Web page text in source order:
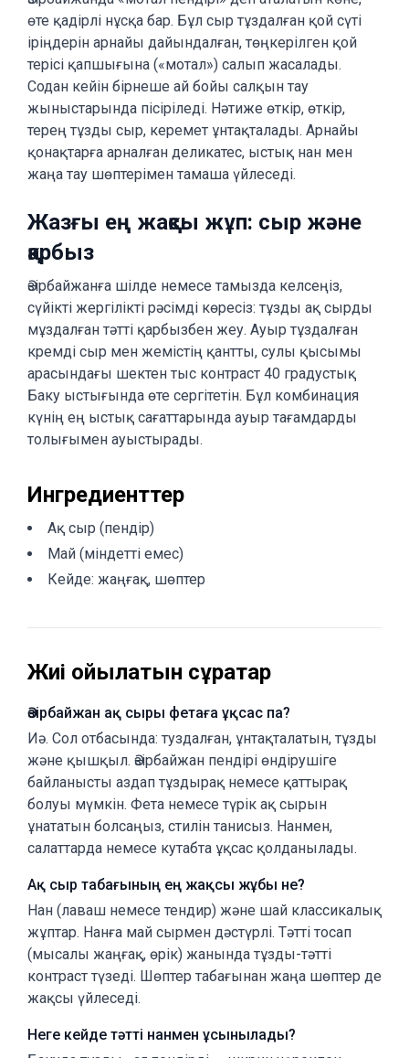
өте қадірлі нұсқа бар. Бұл сыр тұздалған қой сүті
іріңдерін арнайы дайындалған, төңкерілген қой
терісі қапшығына («мотал») салып жасалады.
Содан кейін бірнеше ай бойы салқын тау
жыныстарында пісіріледі. Нәтиже өткір, өткір,
терең тұзды сыр, керемет ұнтақталады. Арнайы
қонақтарға арналған деликатес, ыстық нан мен
жаңа тау шөптерімен тамаша үйлеседі.
Жазғы ең жақсы жұп: сыр және
қарбыз
Әзірбайжанға шілде немесе тамызда келсеңіз,
сүйікті жергілікті рәсімді көресіз: тұзды ақ сырды
мұздалған тәтті қарбызбен жеу. Ауыр тұздалған
кремді сыр мен жемістің қантты, сулы қысымы
арасындағы шектен тыс контраст 40 градустық
Баку ыстығында өте сергітетін. Бұл комбинация
күнің ең ыстық сағаттарында ауыр тағамдарды
толығымен ауыстырады.
Ингредиенттер
Ақ сыр (пендір)
Май (міндетті емес)
Кейде: жаңғақ, шөптер
Жиі қойылатын сұрақтар
Әзірбайжан ақ сыры фетаға ұқсас па?
Иә. Сол отбасында: туздалған, ұнтақталатын, тұзды
және қышқыл. Әзірбайжан пендірі өндірушіге
байланысты аздап тұздырақ немесе қаттырақ
болуы мүмкін. Фета немесе түрік ақ сырын
ұнататын болсаңыз, стилін танисыз. Нанмен,
салаттарда немесе кутабта ұқсас қолданылады.
Ақ сыр табағының ең жақсы жұбы не?
Нан (лаваш немесе тендир) және шай классикалық
жұптар. Нанға май сырмен дәстүрлі. Тәтті тосап
(мысалы жаңғақ, өрік) жанында тұзды-тәтті
контраст түзеді. Шөптер табағынан жаңа шөптер де
жақсы үйлеседі.
Неге кейде тәтті нанмен ұсынылады?